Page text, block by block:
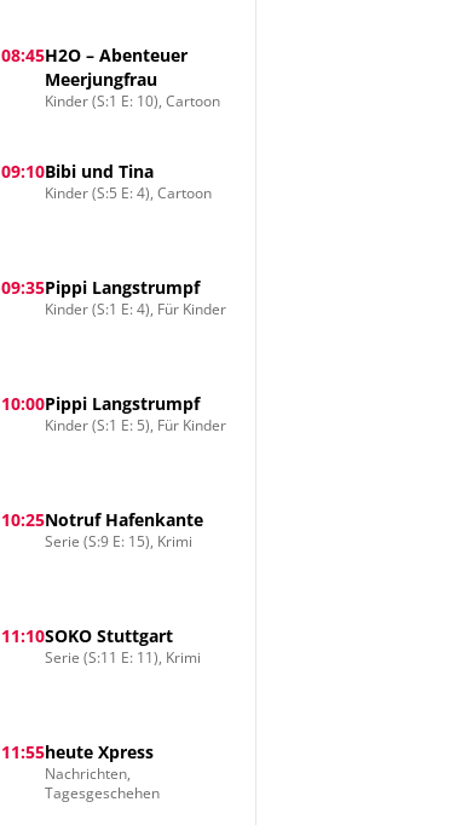
08:45H2O – Abenteuer
Meerjungfrau
Kinder (S:1 E: 10), Cartoon
09:10Bibi und Tina
Kinder (S:5 E: 4), Cartoon
09:35Pippi Langstrumpf
Kinder (S:1 E: 4), Für Kinder
10:00Pippi Langstrumpf
Kinder (S:1 E: 5), Für Kinder
10:25Notruf Hafenkante
Serie (S:9 E: 15), Krimi
11:10SOKO Stuttgart
Serie (S:11 E: 11), Krimi
11:55heute Xpress
Nachrichten,
Tagesgeschehen